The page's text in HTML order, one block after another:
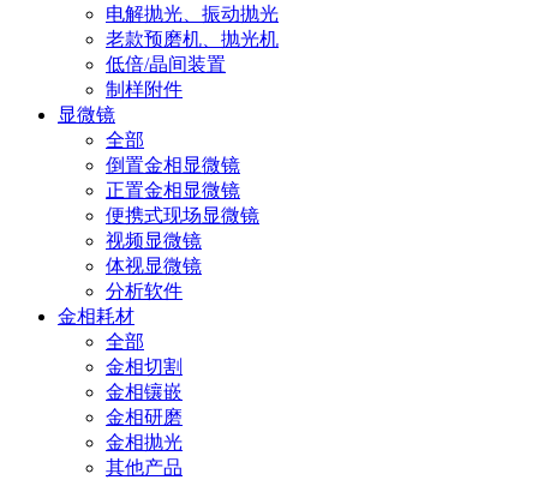
电解抛光、振动抛光
老款预磨机、抛光机
低倍/晶间装置
制样附件
显微镜
全部
倒置金相显微镜
正置金相显微镜
便携式现场显微镜
视频显微镜
体视显微镜
分析软件
金相耗材
全部
金相切割
金相镶嵌
金相研磨
金相抛光
其他产品